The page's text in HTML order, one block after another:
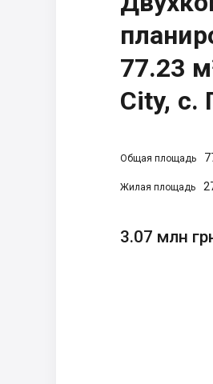
77.23
City, с.
Общая площадь
Жилая площадь
3.07 млн